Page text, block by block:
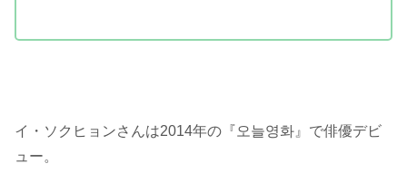
イ・ソクヒョンさんは2014年の『오늘영화』で俳優デビ
ュー。